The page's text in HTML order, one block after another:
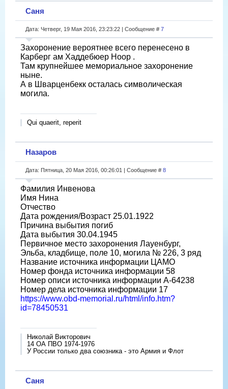
Саня
Дата: Четверг, 19 Мая 2016, 23:23:22 | Сообщение # 7
Захоронение вероятнее всего перенесено в
Карберг ам Хаддебюер Ноор .
Там крупнейшее мемориальное захоронение
ныне.
А в Шварценбекк осталась символическая
могила.
Qui quaerit, reperit
Назаров
Дата: Пятница, 20 Мая 2016, 00:26:01 | Сообщение # 8
Фамилия Инвенова
Имя Нина
Отчество
Дата рождения/Возраст 25.01.1922
Причина выбытия погиб
Дата выбытия 30.04.1945
Первичное место захоронения Лауенбург,
Эльба, кладбище, поле 10, могила № 226, 3 ряд
Название источника информации ЦАМО
Номер фонда источника информации 58
Номер описи источника информации A-64238
Номер дела источника информации 17
https://www.obd-memorial.ru/html/info.htm?
id=78450531
Николай Викторович
14 ОА ПВО 1974-1976
У России только два союзника - это Армия и Флот
Саня